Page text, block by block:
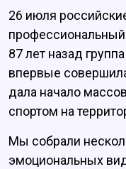
26 июля
87 лет назад
впервые
дала начало
спортом на
Мы собрали
эмоциональных